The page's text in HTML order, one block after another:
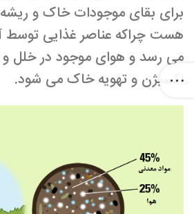
برای بقای موجودات خاک و
هست چراکه عناصر غذایی توسط
می ­رسد و هوای موجود در خلل
اکسیژن و تهویه خاک می­ شود.